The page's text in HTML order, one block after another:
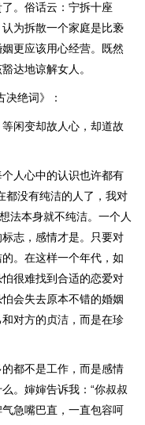
。俗话云：宁拆十座
为拆散一个家庭是比亵
更应该用心经营。既然
达地谅解女人。
决绝词》：
闲变却故人心，却道故
人心中的认识也许都有
都没有纯洁的人了，我对
法本身就不纯洁。一个人
志，感情才是。只要对
。在这样一个年代，如
很难找到合适的恋爱对
会失去原本不错的婚姻
对方的贞洁，而是在珍
都不是工作，而是感情
。婶婶告诉我：“你叔叔
急嘴巴直，一直包容呵